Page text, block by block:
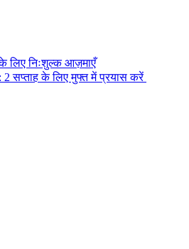
के लिए निःशुल्क आज़माएँ
2 सप्ताह के लिए मुफ्त में प्रयास करें